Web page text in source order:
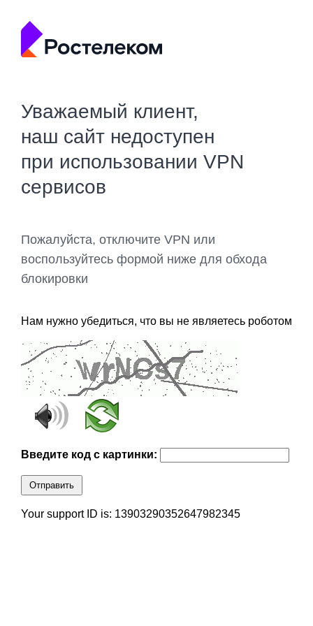
Уважаемый клиент,
наш сайт недоступен
при использовании VPN
сервисов
Пожалуйста, отключите VPN или
воспользуйтесь формой ниже для обхода
блокировки
Нам нужно убедиться, что вы не являетесь роботом
Введите код с картинки:
Отправить
Your support ID is: 13903290352647982345